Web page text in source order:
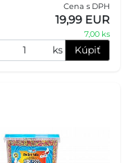
Cena s DPH
19,99 EUR
7,00 ks
ks Kúpiť